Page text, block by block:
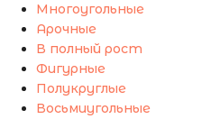
Многоугольные
Арочные
В полный рост
Фигурные
Полукруглые
Восьмиугольные